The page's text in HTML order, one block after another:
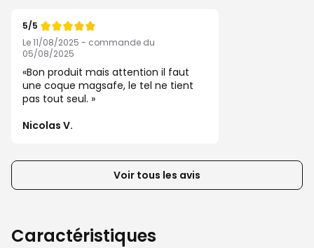
pour
afficher
éléments
suivants
ou
la
liste
Note
de
5/5
Le 11/08/2025 - commande du
05/08/2025
Bon produit mais attention il faut
une coque magsafe, le tel ne tient
pas tout seul.
Nicolas V.
Voir tous les avis
Caractéristiques